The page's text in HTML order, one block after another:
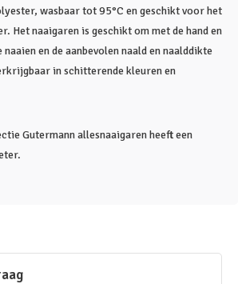
wasbaar tot 95°C en geschikt voor het
Het naaigaren is geschikt om met de hand en
en de aanbevolen naald en naalddikte
in schitterende kleuren en
Gutermann allesnaaigaren heeft een